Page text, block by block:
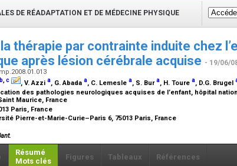
DE RÉADAPTATION ET DE MÉDECINE PHYSIQUE
thérapie par contrainte induite chez
après lésion cérébrale acquise - 19/06/
b,c , V. Azzi a, G. Abada a, C. Lemesle a, S. Bura, H. Toure a, D.G. Brugel
des pathologies neurologiques acquises de l’enfant, hôpital
Maurice, France
Paris, France
Pierre-et-Marie-Curie–Paris 6, 75013 Paris, France
Résumé
Mots clés
Figures Tableaux Références